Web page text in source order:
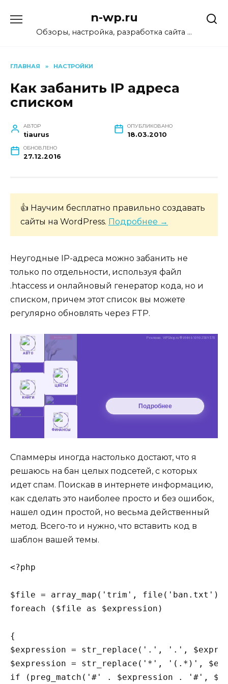
содержанию
n-wp.ru
Обзоры, настройка, разработка сайта …
ГЛАВНАЯ » НАСТРОЙКИ
Как забанить IP адреса
списком
АВТОР
tiaurus
ОПУБЛИКОВАНО
18.03.2010
ОБНОВЛЕНО
27.12.2016
👍 Научим бесплатно правильно создавать
сайты на WordPress. Подробнее →
Неугодные IP-адреса можно забанить не
только по отдельности, используя файл
.htaccess и онлайновый генератор кода, но и
списком, причем этот список вы можете
регулярно обновлять через FTP.
Спаммеры иногда настолько достают, что я
решаюсь на бан целых подсетей, с которых
идет спам. Поискав в интернете информацию,
как сделать это наиболее просто и без ошибок,
нашел один простой, но весьма действенный
метод. Всего-то и нужно, что вставить код в
шаблон вашей темы.
<?php
$file = array_map('trim', file('ban.txt'));
foreach ($file as $expression)
{
$expression = str_replace('.', '.',
$expression = str_replace('*', '(.*)',
if (preg_match('#' . $expression . '#',